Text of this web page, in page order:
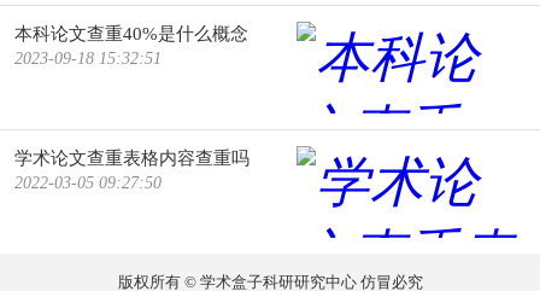
本科论文查重40%是什么概念
2023-09-18 15:32:51
学术论文查重表格内容查重吗
2022-03-05 09:27:50
版权所有 © 学术盒子科研研究中心 仿冒必究